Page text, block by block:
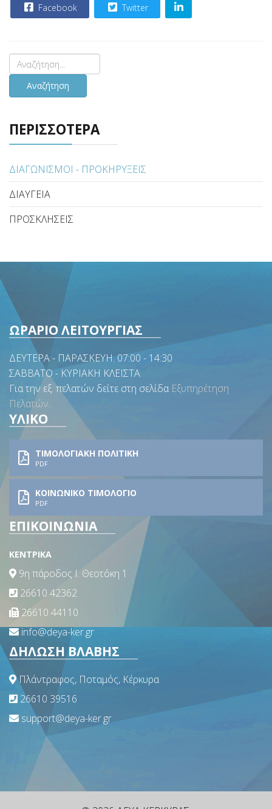
Facebook Twitter
Αναζήτηση
ΠΕΡΙΣΣΟΤΕΡΑ
ΔΙΑΓΩΝΙΣΜΟΙ - ΠΡΟΚΗΡΥΞΕΙΣ
ΔΙΑΥΓΕΙΑ
ΠΡΟΣΚΛΗΣΕΙΣ
ΩΡΑΡΙΟ ΛΕΙΤΟΥΡΓΙΑΣ
ΔΕΥΤΕΡΑ - ΠΑΡΑΣΚΕΥΗ. 07:00 - 14:30
ΣΑΒΒΑΤΟ - ΚΥΡΙΑΚΗ ΚΛΕΙΣΤΑ
Για την εξ. πελατών δείτε στη σελίδα Εξυπηρέτηση
Πελατών.
ΥΛΙΚΟ
ΤΙΜΟΛΟΓΙΑΚΗ ΠΟΛΙΤΙΚΗ
PDF
ΚΟΙΝΩΝΙΚΟ ΤΙΜΟΛΟΓΙΟ
PDF
ΕΠΙΚΟΙΝΩΝΙΑ
ΚΕΝΤΡΙΚΑ
9η πάροδος Ι. Θεοτόκη 1
26610 42362
26610 44110
info@deya-ker.gr
ΔΗΛΩΣΗ ΒΛΑΒΗΣ
Πλάντραφος, Ποταμός, Κέρκυρα
26610 39516
support@deya-ker.gr